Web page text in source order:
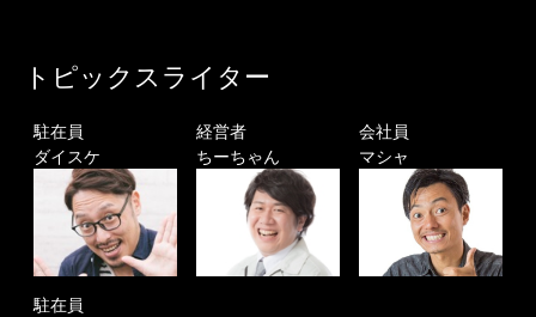
トピックスライター
駐在員
ダイスケ
経営者
ちーちゃん
会社員
マシャ
駐在員